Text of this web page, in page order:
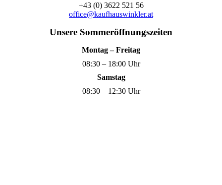
+43 (0) 3622 521 56
office@kaufhauswinkler.at
Unsere Sommeröffnungszeiten
Montag – Freitag
08:30 – 18:00 Uhr
Samstag
08:30 – 12:30 Uhr